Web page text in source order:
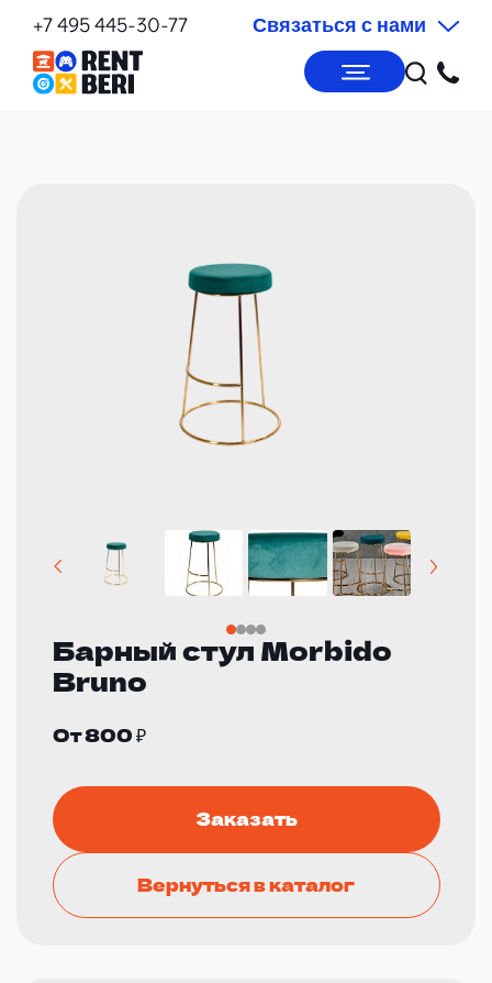
+7 495 445-30-77 Связаться с нами
Барный стул Morbido
Bruno
От 800 ₽
Заказать
Вернуться в каталог